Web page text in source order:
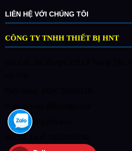
LIÊN HỆ VỚI CHÚNG TÔI
CÔNG TY TNHH THIẾT BỊ HNT
Email: sales@hnt.vn